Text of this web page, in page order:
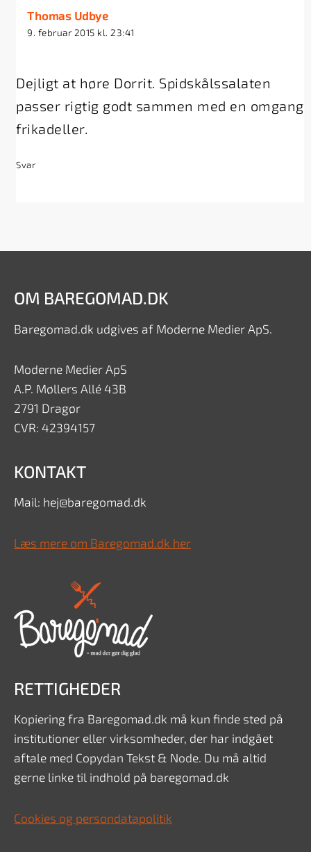
Thomas Udbye
9. februar 2015 kl. 23:41
Dejligt at høre Dorrit. Spidskålssalaten
passer rigtig godt sammen med en omgang
frikadeller.
Svar
OM BAREGOMAD.DK
Baregomad.dk udgives af Moderne Medier ApS.
Moderne Medier ApS
A.P. Møllers Allé 43B
2791 Dragør
CVR: 42394157
KONTAKT
Mail: hej@baregomad.dk
Læs mere om Baregomad.dk her
RETTIGHEDER
Kopiering fra Baregomad.dk må kun finde sted på
institutioner eller virksomheder, der har indgået
aftale med Copydan Tekst & Node. Du må altid
gerne linke til indhold på baregomad.dk
Cookies og persondatapolitik